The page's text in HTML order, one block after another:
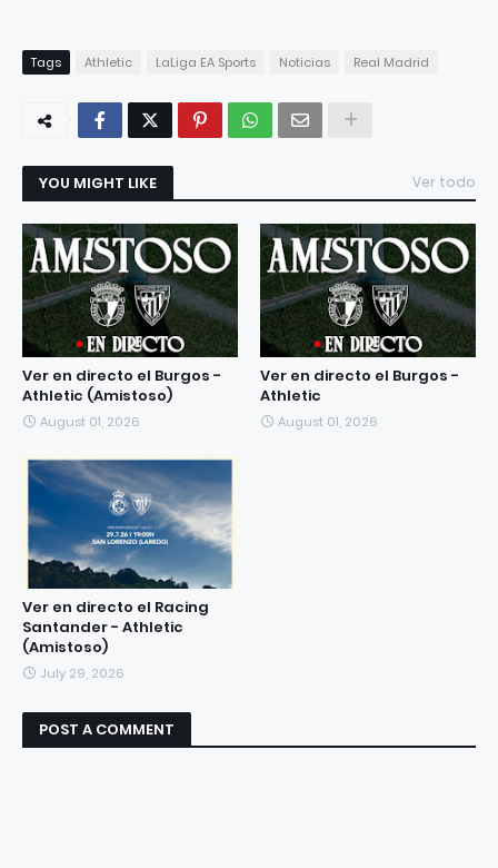
Tags Athletic LaLiga EA Sports Noticias Real Madrid
YOU MIGHT LIKE Ver todo
Ver en directo el Burgos -
Athletic (Amistoso)
August 01, 2026
Ver en directo el Burgos -
Athletic
August 01, 2026
Ver en directo el Racing
Santander - Athletic
(Amistoso)
July 29, 2026
POST A COMMENT